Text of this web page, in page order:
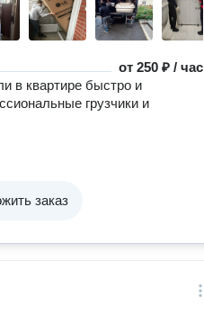
от250 ₽ / час
в квартире быстро и
грузчики и
заказ